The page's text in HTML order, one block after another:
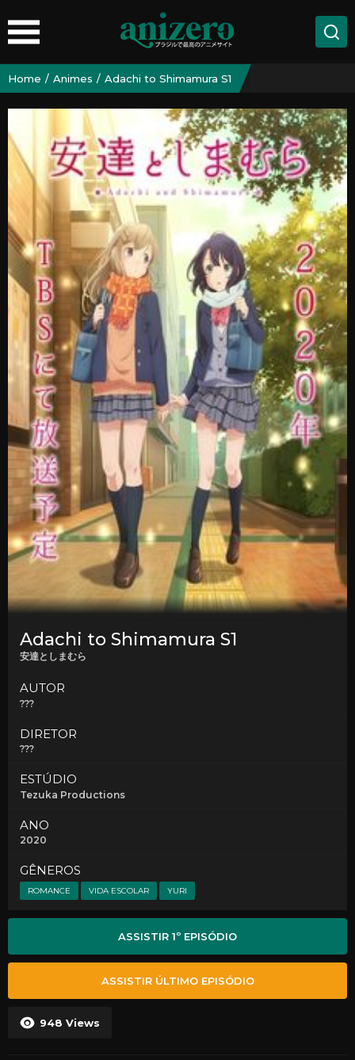
Home Animes Adachi to Shimamura S1
Adachi to Shimamura S1
安達としまむら
AUTOR
???
DIRETOR
???
ESTÚDIO
Tezuka Productions
ANO
2020
GÊNEROS
ROMANCE VIDA ESCOLAR YURI
948 Views
ASSISTIR 1º EPISÓDIO
ASSISTIR ÚLTIMO EPISÓDIO